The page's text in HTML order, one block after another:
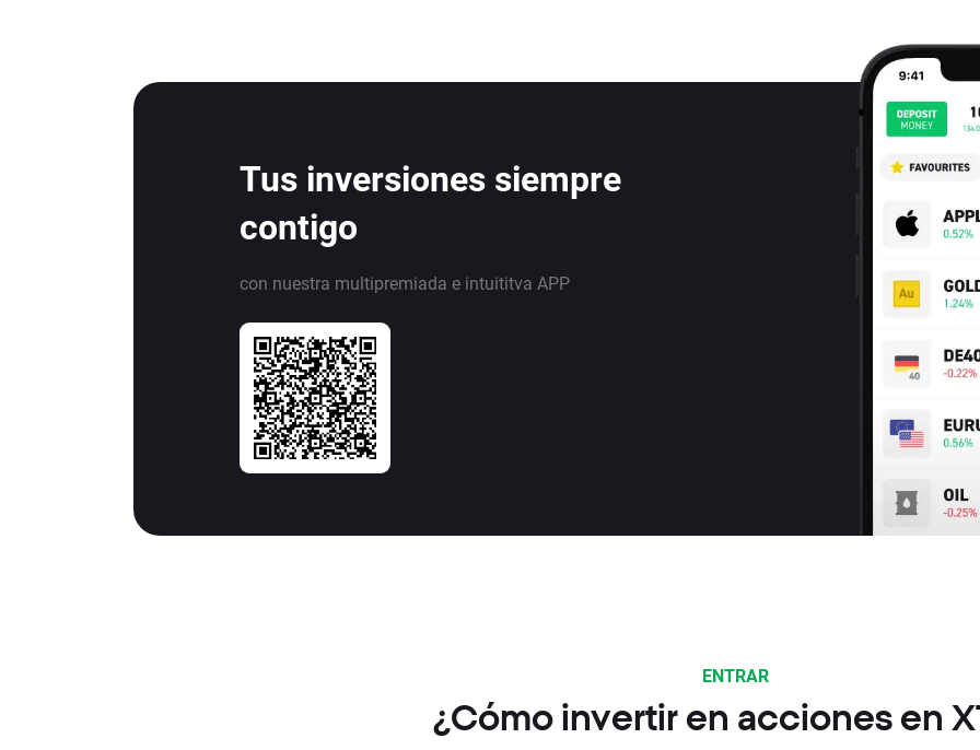
Tus inversiones siempre
contigo
con nuestra multipremiada e intuititva APP
ENTRAR
¿Cómo invertir en acciones en